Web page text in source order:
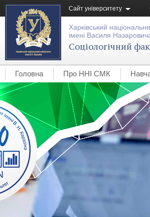
Сайт університету
Харківський
імені Василя
Соціологічний
Головна Про ННІ СМК